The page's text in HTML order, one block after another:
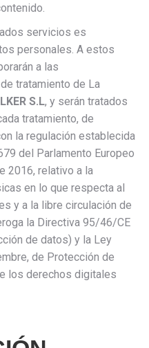
servicios es
personales. A estos
a las
tratamiento de La
S.L, y serán tratados
tratamiento, de
la regulación establecida
del Parlamento Europeo
2016, relativo a la
en lo que respecta al
y a la libre circulación de
la Directiva 95/46/CE
de datos) y la Ley
de Protección de
los derechos digitales